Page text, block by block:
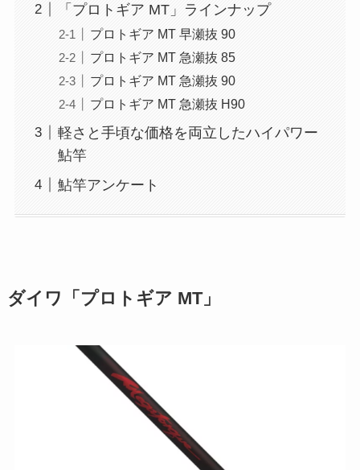
「プロトギア MT」ラインナップ
プロトギア MT 早瀬抜 90
プロトギア MT 急瀬抜 85
プロトギア MT 急瀬抜 90
プロトギア MT 急瀬抜 H90
軽さと手頃な価格を両立したハイパワー
鮎竿
鮎竿アンケート
ダイワ「プロトギア MT」